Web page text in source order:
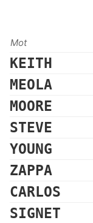
Mot
KEITH
MEOLA
MOORE
STEVE
YOUNG
ZAPPA
CARLOS
SIGNET